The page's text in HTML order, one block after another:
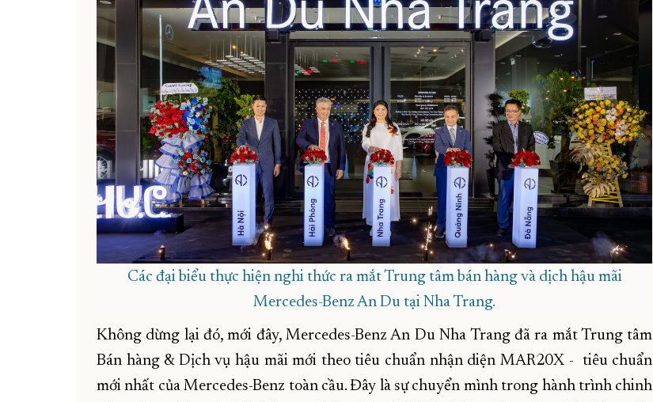
Các đại biểu thực hiện nghi thức ra mắt Trung tâm bán hàng và dịch hậu mãi
Mercedes-Benz An Du tại Nha Trang.
Không dừng lại đó, mới đây, Mercedes-Benz An Du Nha Trang đã ra mắt Trung tâm
Bán hàng & Dịch vụ hậu mãi mới theo tiêu chuẩn nhận diện MAR20X - tiêu chuẩn
mới nhất của Mercedes-Benz toàn cầu. Đây là sự chuyển mình trong hành trình chinh